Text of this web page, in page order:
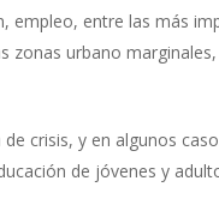
empleo, entre las más
urbano
crisis, y en algunos
de jóvenes y